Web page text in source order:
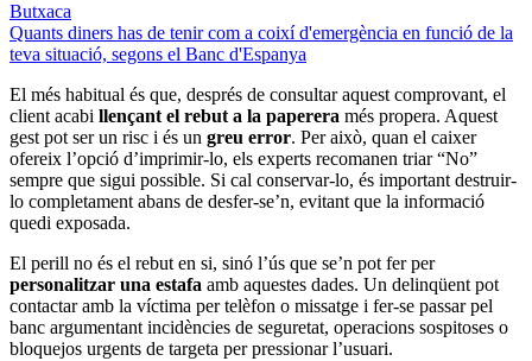
Butxaca
Quants diners has de tenir com a coixí d'emergència en funció de la
teva situació, segons el Banc d'Espanya
El més habitual és que, després de consultar aquest comprovant, el
client acabi llençant el rebut a la paperera més propera. Aquest
gest pot ser un risc i és un greu error. Per això, quan el caixer
ofereix l’opció d’imprimir-lo, els experts recomanen triar “No”
sempre que sigui possible. Si cal conservar-lo, és important destruir-
lo completament abans de desfer-se’n, evitant que la informació
quedi exposada.
El perill no és el rebut en si, sinó l’ús que se’n pot fer per
personalitzar una estafa amb aquestes dades. Un delinqüent pot
contactar amb la víctima per telèfon o missatge i fer-se passar pel
banc argumentant incidències de seguretat, operacions sospitoses o
bloquejos urgents de targeta per pressionar l’usuari.